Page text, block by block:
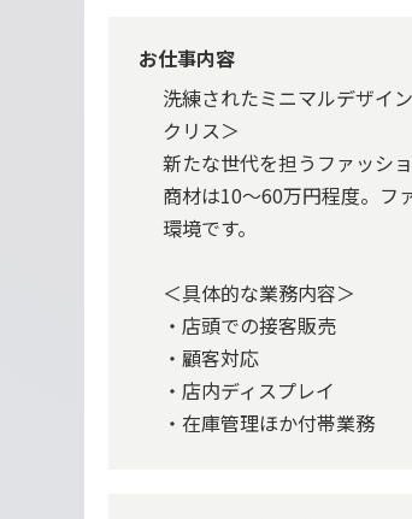
お仕事内容
洗練されたミニマルデザイ
クリス＞
新たな世代を担うファッシ
商材は10～60万円程度。フ
環境です。
＜具体的な業務内容＞
・店頭での接客販売
・顧客対応
・店内ディスプレイ
・在庫管理ほか付帯業務